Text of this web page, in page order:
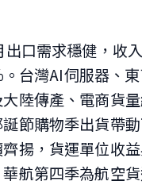
口需求穩健，收
台灣AI伺服器、
陸傳產、電商貨量
節購物季出貨帶
揚，貨運單位收
航第四季為航空